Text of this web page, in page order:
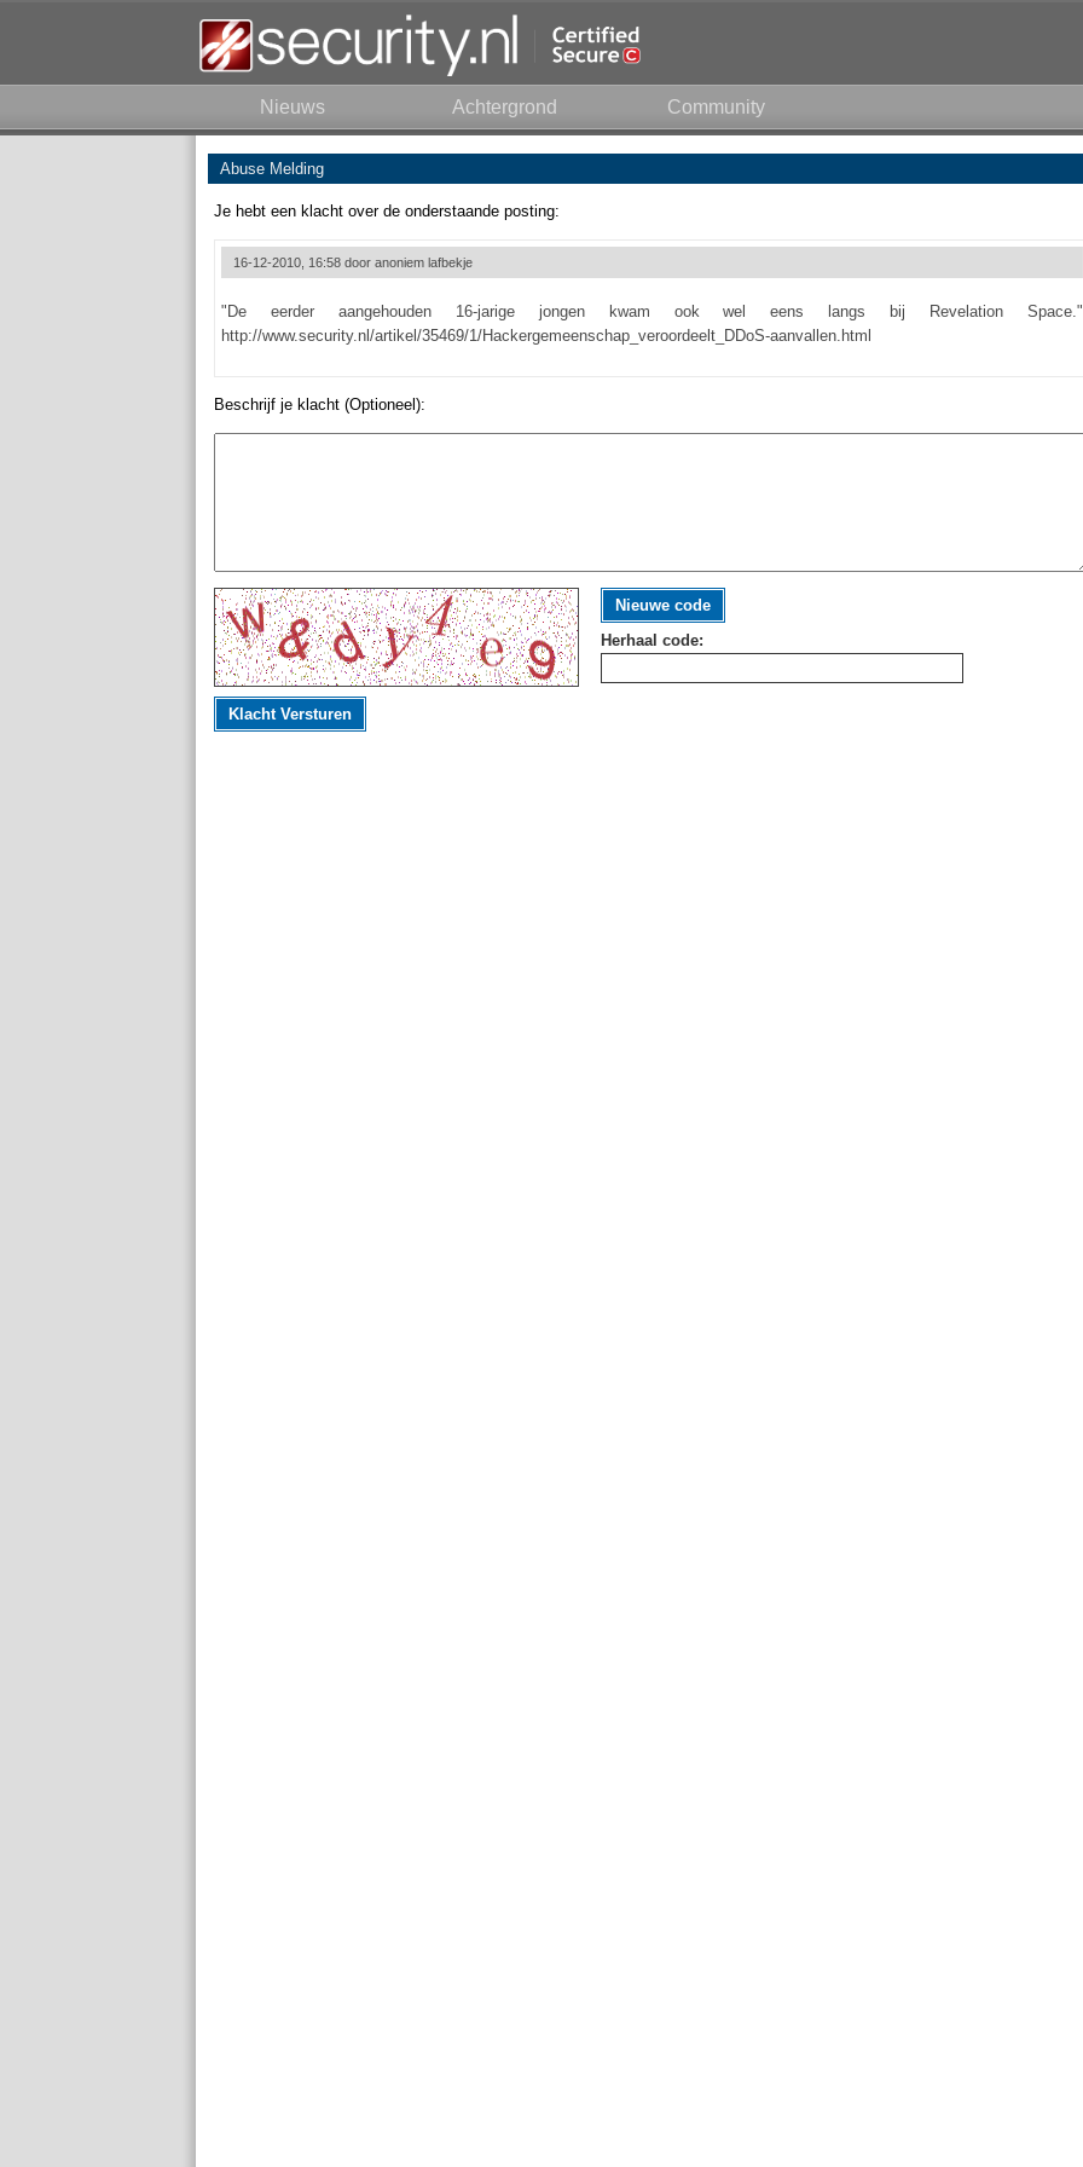
Nieuws Achtergrond Community
Abuse Melding
Je hebt een klacht over de onderstaande posting:
16-12-2010, 16:58 door anoniem lafbekje
"De eerder aangehouden 16-jarige jongen kwam ook wel eens langs bij Revelation Space."
http://www.security.nl/artikel/35469/1/Hackergemeenschap_veroordeelt_DDoS-aanvallen.html
Beschrijf je klacht (Optioneel):
Nieuwe code
Herhaal code:
Klacht Versturen